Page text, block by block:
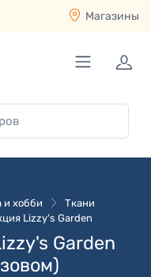
Магазины
и хобби
Ткани
Lizzy's Garden
Garden